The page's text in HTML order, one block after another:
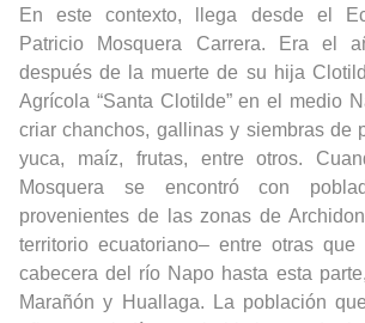
En este contexto, llega desde el
Patricio Mosquera Carrera. Era el
después de la muerte de su hija
Agrícola “Santa Clotilde” en el medio
criar chanchos, gallinas y siembras de
yuca, maíz, frutas, entre otros.
Mosquera se encontró con
provenientes de las zonas de
territorio ecuatoriano– entre otras que
cabecera del río Napo hasta esta
Marañón y Huallaga.
La población